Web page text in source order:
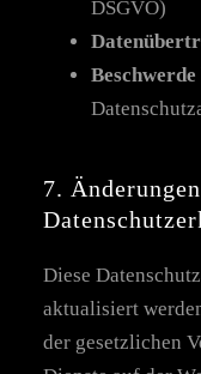
DSGVO)
Beschwerde
7.
Diese
aktualisiert
der gesetzlichen